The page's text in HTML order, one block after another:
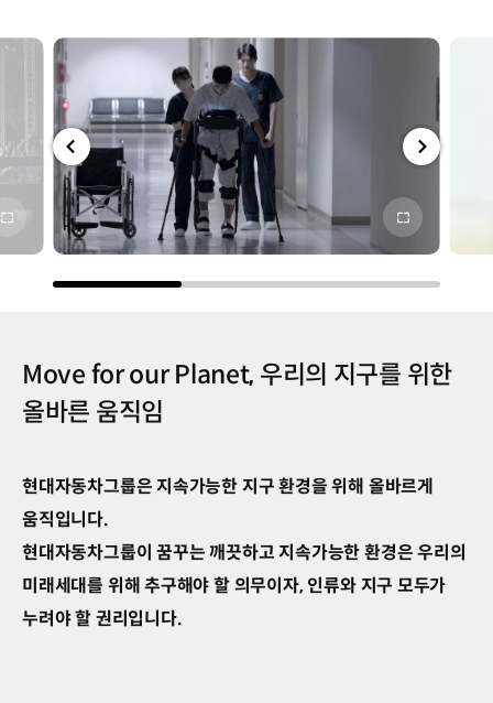
화면
전체
화면
Move for our Planet, 우리의 지구를 위한
올바른 움직임
현대자동차그룹은 지속가능한 지구 환경을 위해 올바르게
움직입니다.
현대자동차그룹이 꿈꾸는 깨끗하고 지속가능한 환경은 우리의
미래세대를 위해 추구해야 할 의무이자, 인류와 지구 모두가
누려야 할 권리입니다.